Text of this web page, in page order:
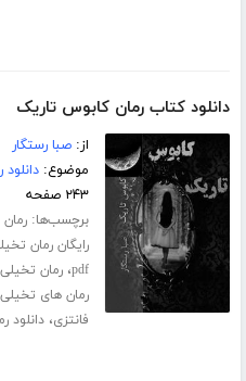
دانلود کتاب رمان کابوس تاریک
از:صبا رستگار
موضوع:
۲۴۳ صفحه
برچسب‌ها:
رایگان رمان
pdf،رمان تخیلی
رمان های تخیلی
فانتزی،دانلود